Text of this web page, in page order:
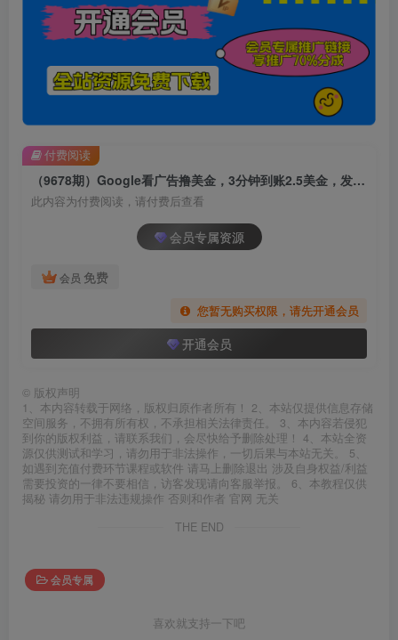
（9678期）Google看广告撸美金，3分钟到账2.5美金，发帖拉新5美金，多号操作，日入…
此内容为付费阅读，请付费后查看
会员专属资源
会员 免费
您暂无购买权限，请先开通会员
开通会员
付费阅读
© 版权声明
1、本内容转载于网络，版权归原作者所有！ 2、本站仅提供信息存储
空间服务，不拥有所有权，不承担相关法律责任。 3、本内容若侵犯
到你的版权利益，请联系我们，会尽快给予删除处理！ 4、本站全资
源仅供测试和学习，请勿用于非法操作，一切后果与本站无关。 5、
如遇到充值付费环节课程或软件 请马上删除退出 涉及自身权益/利益
需要投资的一律不要相信，访客发现请向客服举报。 6、本教程仅供
揭秘 请勿用于非法违规操作 否则和作者 官网 无关
THE END
会员专属
喜欢就支持一下吧